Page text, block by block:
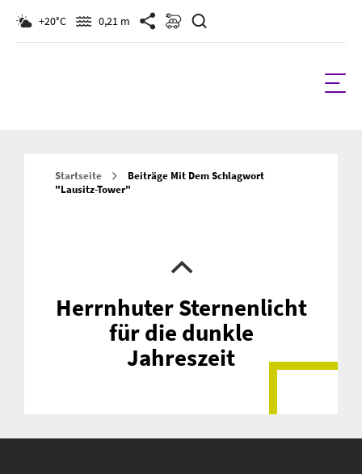
+20°C 0,21 m
Startseite
Beiträge Mit Dem Schlagwort
"Lausitz-Tower"
Herrnhuter Sternenlicht
für die dunkle
Jahreszeit